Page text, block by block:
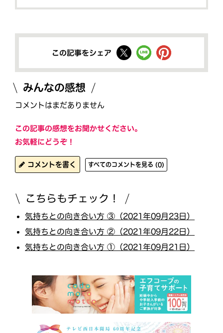
この記事をシェア
みんなの感想
コメントはまだありません
この記事の感想をお聞かせください。
お気軽にどうぞ！
コメントを書く すべてのコメントを見る (0)
こちらもチェック！
気持ちとの向き合い方 ③（2021年09月23日）
気持ちとの向き合い方 ②（2021年09月22日）
気持ちとの向き合い方 ①（2021年09月21日）